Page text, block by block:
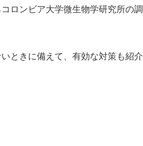
ロンビア大学微生物学研究所の調
ときに備えて、有効な対策も紹介